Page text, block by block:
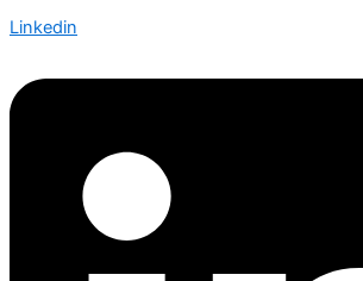
Linkedin